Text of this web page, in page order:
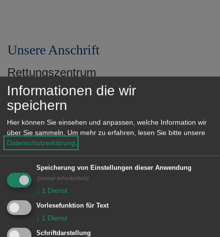
p
n
n
Unsere Anschrift
Rettungszentrum
Bischof-Fischer-Straße 121
73430 Aalen
Lage im GIS-Geodatenportal anzeigen
Zuständige Dienststellen
Freiwillige Feuerwehr
Informationen die wir
speichern
Hier können Sie einsehen und anpassen, welche Information wir
über Sie sammeln. Um mehr zu erfahren, lesen Sie bitte unsere
Datenschutzerklärung.
Speicherung von Einstellungen dieser Anwendung
(immer erforderlich)
↓ 1 Dienst
Vorlesefunktion für Text
↓ 1 Dienst
Schriftdarstellung